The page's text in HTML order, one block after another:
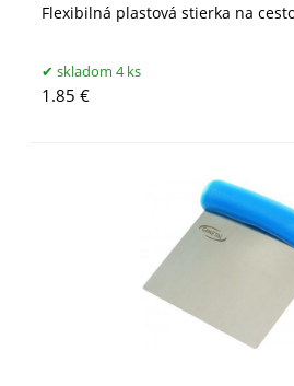
Flexibilná plastová stierka na cesto
skladom 4 ks
1.85 €